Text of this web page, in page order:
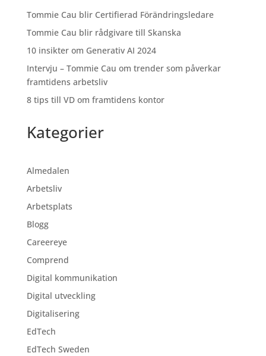
Tommie Cau blir Certifierad Förändringsledare
Tommie Cau blir rådgivare till Skanska
10 insikter om Generativ AI 2024
Intervju – Tommie Cau om trender som påverkar
framtidens arbetsliv
8 tips till VD om framtidens kontor
Kategorier
Almedalen
Arbetsliv
Arbetsplats
Blogg
Careereye
Comprend
Digital kommunikation
Digital utveckling
Digitalisering
EdTech
EdTech Sweden